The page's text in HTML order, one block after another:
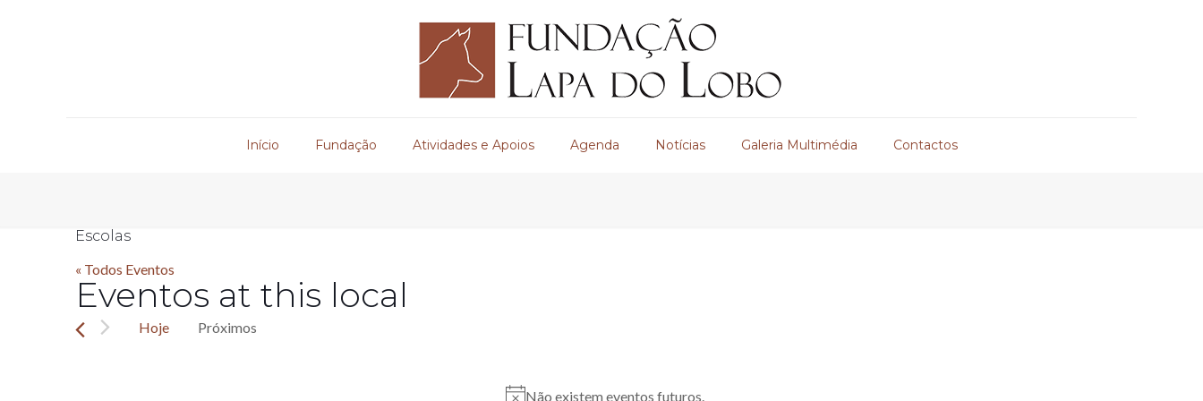
Início Fundação Atividades e Apoios Agenda Notícias Galeria Multimédia Contactos
Escolas
« Todos Eventos
Eventos at this local
Não existem eventos futuros.
Hoje
Próximos